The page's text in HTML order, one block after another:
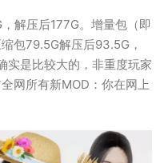
解压后177G。增量包（即
包79.5G解压后93.5G，
实是比较大的，非重度玩家
网所有新MOD：你在网上